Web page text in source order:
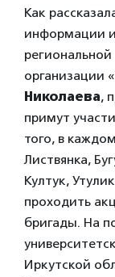
Как
информации
организации
Николаева,
примут
того, в
Листвянка,
Култук,
проходить
бригады. На
Иркутской